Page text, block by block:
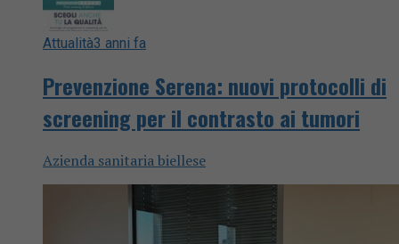
Attualità3 anni fa
Prevenzione Serena: nuovi protocolli di
screening per il contrasto ai tumori
Azienda sanitaria biellese